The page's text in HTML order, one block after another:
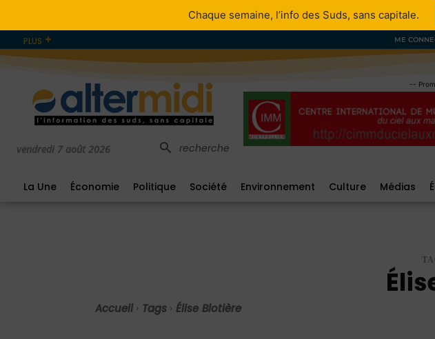
PLUS ME
vendredi 7 août 2026 recherche
--
La Une Économie Politique Société Environnement Culture Médias
Accueil Tags Élise Blotière
Chaque semaine, l’info des Suds, sans capitale.